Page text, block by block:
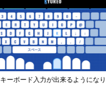
ーボード入力が出来るようになり